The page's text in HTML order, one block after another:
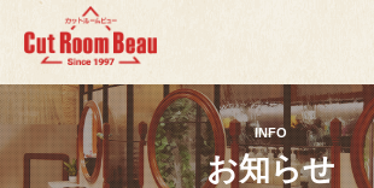
INFO
お知らせ